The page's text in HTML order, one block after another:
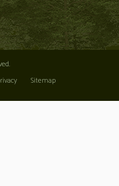
Sitemap